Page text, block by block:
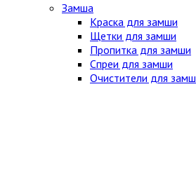
Замша
Краска для замши
Щетки для замши
Пропитка для замши
Спреи для замши
Очистители для